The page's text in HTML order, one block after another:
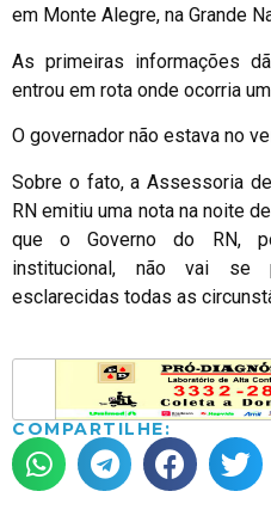
em Monte Alegre, na Grande
As primeiras informações
entrou em rota onde ocorria
O governador não estava no
Sobre o fato, a Assessoria
RN emitiu uma nota na noite
que o Governo do RN,
institucional, não vai se
esclarecidas todas as
COMPARTILHE: